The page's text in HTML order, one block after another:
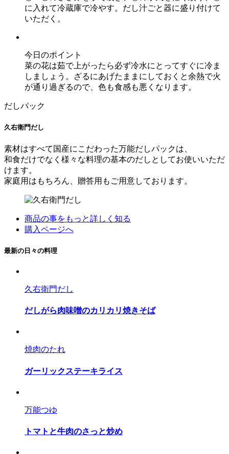
に入れて冷蔵庫で冷やす。だし汁ごと器に盛り付けて
いただく。
今日のポイント
菜の花は茹で上がったら必ず冷水にとってすぐに冷ま
しましょう。ざるにあげたままにしておくと余熱で火
が通り過ぎるので、色も食感も悪くなります。
だしパック
久右衛門だし
素材はすべて国産にこだわった万能だしパックは、
和食だけでなく様々な料理の基本のだしとしてお使いいただ
けます。
家庭用はもちろん、贈答用もご用意しております。
商品の事をもっと詳しく知る
購入ページへ
最新の日々の料理
久右衛門だし
だしがら肉味噌のカリカリ焼きそば
焼肉のたれ
ガーリックステーキライス
万能つゆ
トマトと牛肉のさっと炒め